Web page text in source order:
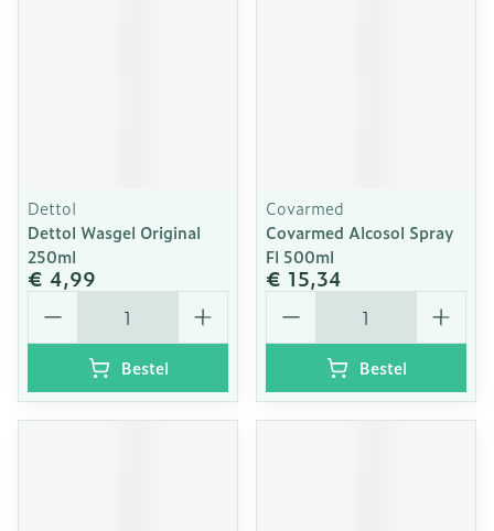
Dettol
Dettol Wasgel Original
250ml
€ 4,99
Aantal
Bestel
Covarmed
Covarmed Alcosol Spray
Fl 500ml
€ 15,34
Aantal
Bestel